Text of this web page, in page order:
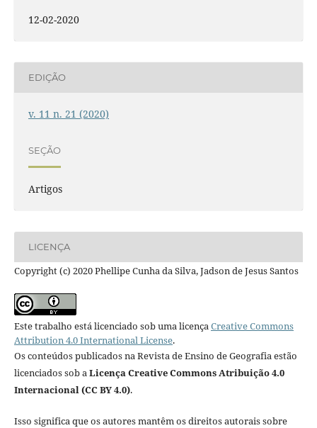
12-02-2020
EDIÇÃO
v. 11 n. 21 (2020)
SEÇÃO
Artigos
LICENÇA
Copyright (c) 2020 Phellipe Cunha da Silva, Jadson de Jesus Santos
Este trabalho está licenciado sob uma licençaCreative Commons
Attribution 4.0 International License.
Os conteúdos publicados na Revista de Ensino de Geografia estão
licenciados sob aLicença Creative Commons Atribuição 4.0
Internacional (CC BY 4.0).
Isso significa que os autores mantêm os direitos autorais sobre